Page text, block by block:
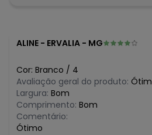
maio/2026
março/2026
fevereiro/2026
ALINE - ERVALIA - MG
Cor: Branco / 4
Avaliação geral do produto:
Largura: Bom
Comprimento: Bom
Comentário:
Ótimo